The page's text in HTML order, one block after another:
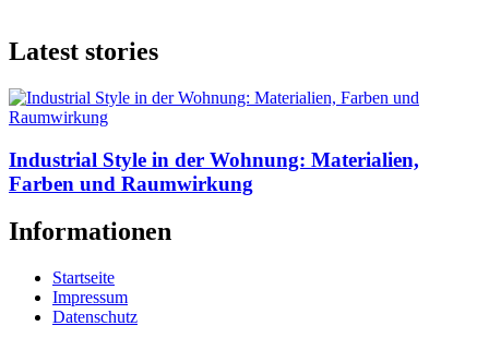
Latest stories
Industrial Style in der Wohnung: Materialien,
Farben und Raumwirkung
Informationen
Startseite
Impressum
Datenschutz